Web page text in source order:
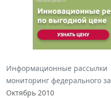
Информационные рассылки
мониторинг федерального
Октябрь 2010